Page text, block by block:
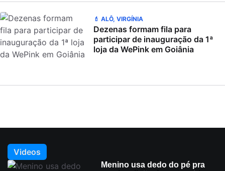
💄 ALÔ, VIRGÍNIA
Dezenas formam fila para
participar de inauguração da 1ª
loja da WePink em Goiânia
Videos
Menino usa dedo do pé pra